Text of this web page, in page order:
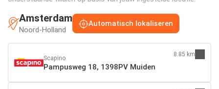
Amsterdam
Noord-Holland
Automatisch lokaliseren
Scapino
Pampusweg 18, 1398PV Muiden
8.85 km